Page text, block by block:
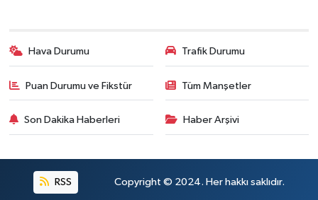
Hava Durumu Trafik Durumu
Puan Durumu ve Fikstür Tüm Manşetler
Son Dakika Haberleri Haber Arşivi
RSS Copyright © 2024. Her hakkı saklıdır.